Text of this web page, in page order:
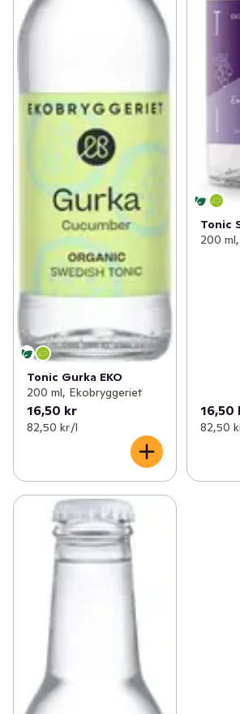
Tonic Gurka EKO
200 ml, Ekobryggeriet
16,50 kr
82,50 kr /l
Tonic
200
16,50
82,50